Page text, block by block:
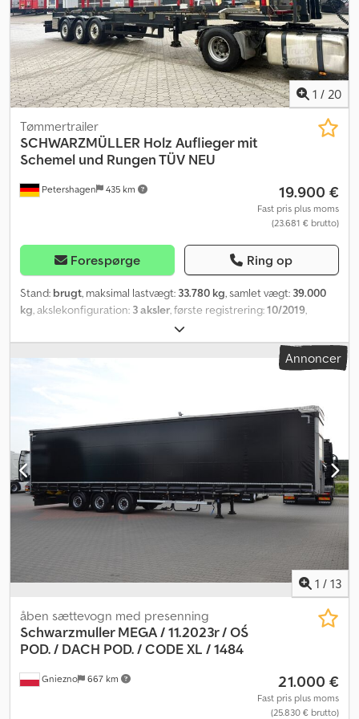
1 / 20
Petershagen 435 km
Tømmertrailer
SCHWARZMÜLLER Holz Auflieger mit
Schemel und Rungen TÜV NEU
19.900 €
Fast pris plus moms
(23.681 € brutto)
Forespørge Ring op
Stand: brugt, maksimal lastvægt: 33.780 kg, samlet vægt: 39.000
kg, akslekonfiguration: 3 aksler, første registrering:10/2019,
, total højde:
Schwarzmüller træanhænger med vugger og stolper * BPW-
aksler med luftaffjedring og skivebremser * 1. aksel liftbar *
yderligere oplysninger står vi gerne til rådighed. Dedozpcp Ropfx
Akwsck
Annoncer
1 / 13
Gniezno 667 km
åben sættevogn med presenning
Schwarzmuller MEGA / 11.2023r / OŚ
POD./ DACH POD. / CODE XL / 1484
21.000 €
Fast pris plus moms
(25.830 € brutto)